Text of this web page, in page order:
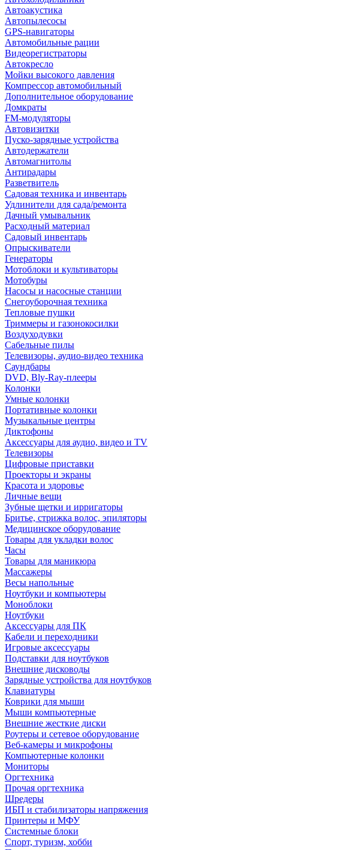
Автоакустика
Автопылесосы
GPS-навигаторы
Автомобильные рации
Видеорегистраторы
Автокресло
Мойки высокого давления
Компрессор автомобильный
Дополнительное оборудование
Домкраты
FM-модуляторы
Автовизитки
Пуско-зарядные устройства
Автодержатели
Автомагнитолы
Антирадары
Разветвитель
Садовая техника и инвентарь
Удлинители для сада/ремонта
Дачный умывальник
Расходный материал
Садовый инвентарь
Опрыскиватели
Генераторы
Мотоблоки и культиваторы
Мотобуры
Насосы и насосные станции
Снегоуборочная техника
Тепловые пушки
Триммеры и газонокосилки
Воздуходувки
Сабельные пилы
Телевизоры, аудио-видео техника
Саундбары
DVD, Bly-Ray-плееры
Колонки
Умные колонки
Портативные колонки
Музыкальные центры
Диктофоны
Аксессуары для аудио, видео и TV
Телевизоры
Цифровые приставки
Проекторы и экраны
Красота и здоровье
Личные вещи
Зубные щетки и ирригаторы
Бритье, стрижка волос, эпиляторы
Медицинское оборудование
Товары для укладки волос
Часы
Товары для маникюра
Массажеры
Весы напольные
Ноутбуки и компьютеры
Моноблоки
Ноутбуки
Аксессуары для ПК
Кабели и переходники
Игровые аксессуары
Подставки для ноутбуков
Внешние дисководы
Зарядные устройства для ноутбуков
Клавиатуры
Коврики для мыши
Мыши компьютерные
Внешние жесткие диски
Роутеры и сетевое оборудование
Веб-камеры и микрофоны
Компьютерные колонки
Мониторы
Оргтехника
Прочая оргтехника
Шредеры
ИБП и стабилизаторы напряжения
Принтеры и МФУ
Системные блоки
Спорт, туризм, хобби